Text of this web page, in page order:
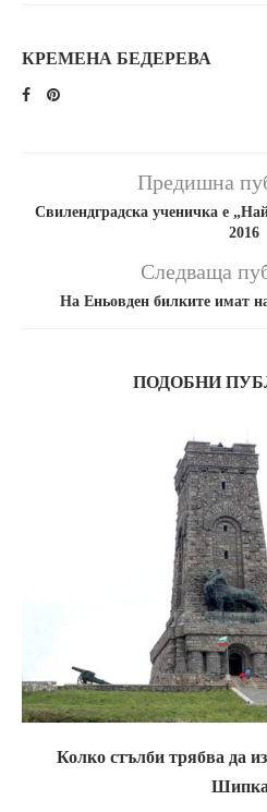
КРЕМЕНА БЕДЕРЕВА
Предишна
Свилендградска ученичка е
2016
Следваща
На Еньовден билките имат
ПОДОБНИ
Колко стълби трябва да